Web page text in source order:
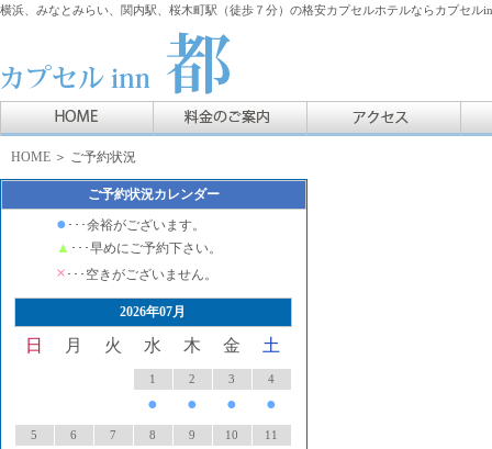
横浜、みなとみらい、関内駅、桜木町駅（徒歩７分）の格安カプセルホテルならカプセル
HOME ＞ ご予約状況
ご予約状況カレンダー
● ･･･余裕がございます。
▲ ･･･早めにご予約下さい。
× ･･･空きがございません。
2026年07月
日 月 火 水 木 金 土
1
●
2
●
3
●
4
●
5 6 7 8 9 10 11